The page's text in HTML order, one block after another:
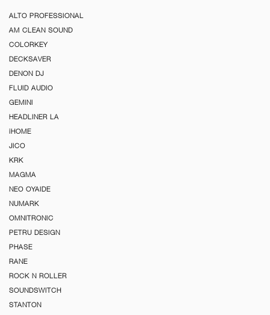
ALTO PROFESSIONAL
AM CLEAN SOUND
COLORKEY
DECKSAVER
DENON DJ
FLUID AUDIO
GEMINI
HEADLINER LA
iHOME
JICO
KRK
MAGMA
NEO OYAIDE
NUMARK
OMNITRONIC
PETRU DESIGN
PHASE
RANE
ROCK N ROLLER
SOUNDSWITCH
STANTON